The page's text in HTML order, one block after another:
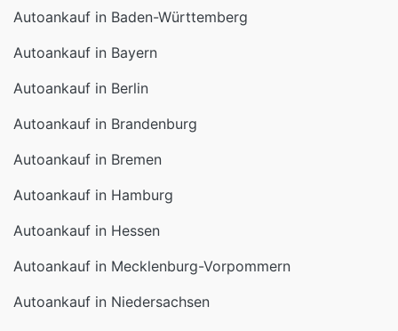
Autoankauf in Baden-Württemberg
Autoankauf in Bayern
Autoankauf in Berlin
Autoankauf in Brandenburg
Autoankauf in Bremen
Autoankauf in Hamburg
Autoankauf in Hessen
Autoankauf in Mecklenburg-Vorpommern
Autoankauf in Niedersachsen